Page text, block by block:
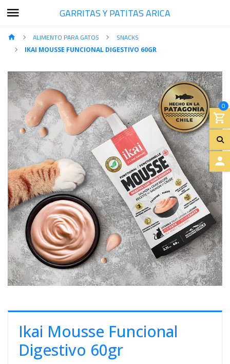
GARRITAS Y PATITAS ARICA
0
A
C
C
E
S
O
ALIMENTO PARA GATOS SNACKS
IKAI MOUSSE FUNCIONAL DIGESTIVO 60GR
Ikai Mousse Funcional
Digestivo 60gr